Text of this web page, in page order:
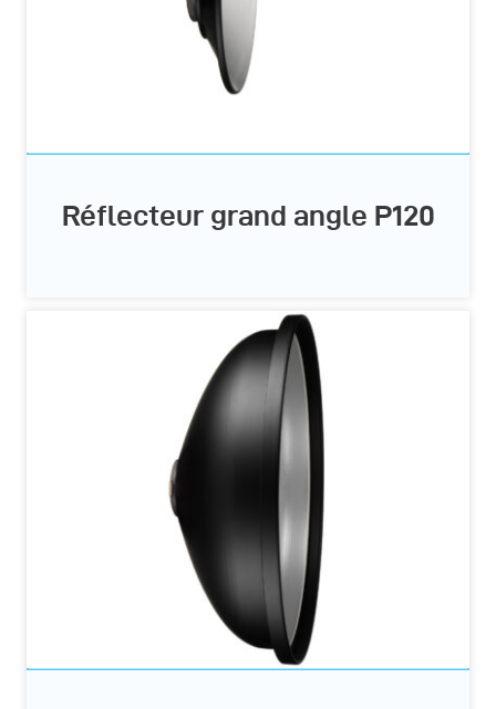
Réflecteur grand angle P120